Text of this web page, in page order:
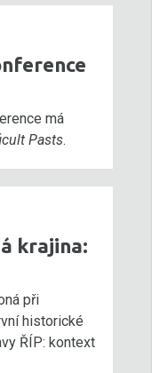
má
Pasts.
krajina:
při
historické
ŘÍP: kontext